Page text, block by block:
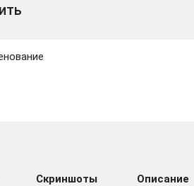
Скриншоты Описание